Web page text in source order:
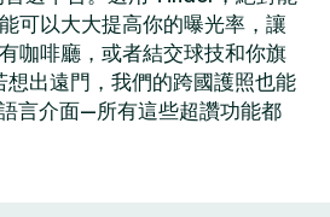
可以大大提高你的曝光率，讓
咖啡廳，或者結交球技和你旗
出遠門，我們的跨國護照也能
言介面—所有這些超讚功能都